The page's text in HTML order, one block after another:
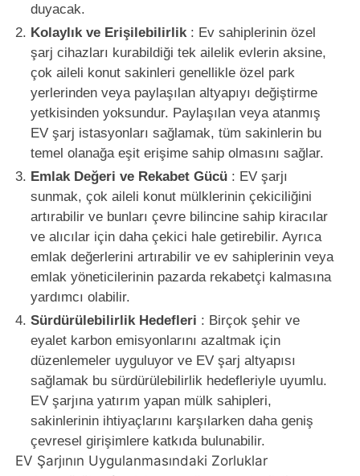
duyacak.
Kolaylık ve Erişilebilirlik: Ev sahiplerinin özel
şarj cihazları kurabildiği tek ailelik evlerin aksine,
çok aileli konut sakinleri genellikle özel park
yerlerinden veya paylaşılan altyapıyı değiştirme
yetkisinden yoksundur. Paylaşılan veya atanmış
EV şarj istasyonları sağlamak, tüm sakinlerin bu
temel olanağa eşit erişime sahip olmasını sağlar.
Emlak Değeri ve Rekabet Gücü: EV şarjı
sunmak, çok aileli konut mülklerinin çekiciliğini
artırabilir ve bunları çevre bilincine sahip kiracılar
ve alıcılar için daha çekici hale getirebilir. Ayrıca
emlak değerlerini artırabilir ve ev sahiplerinin veya
emlak yöneticilerinin pazarda rekabetçi kalmasına
yardımcı olabilir.
Sürdürülebilirlik Hedefleri : Birçok şehir ve
eyalet karbon emisyonlarını azaltmak için
düzenlemeler uyguluyor ve EV şarj altyapısı
sağlamak bu sürdürülebilirlik hedefleriyle uyumlu.
EV şarjına yatırım yapan mülk sahipleri,
sakinlerinin ihtiyaçlarını karşılarken daha geniş
çevresel girişimlere katkıda bulunabilir.
EV Şarjının Uygulanmasındaki Zorluklar